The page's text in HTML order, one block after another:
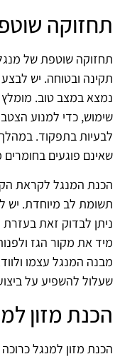
תחזוקה
תחזוקה שוטפת של
תקינה ובטוחה. יש
נמצא במצב טוב.
שימוש, כדי למנוע
לבעיות בתפקוד.
שאינם פוגעים
הכנת המנגל לקראת
תשומת לב מיוחדת. יש
ניתן לבדוק זאת בעזרת
מיד את מקור הגז
מבנה המנגל עצמו
שעלול להשפיע על
הכנת מזון
הכנת מזון למנגל